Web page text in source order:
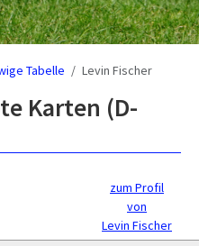
Tabelle Levin Fischer
Karten (D-
zum Profil
von
Levin Fischer